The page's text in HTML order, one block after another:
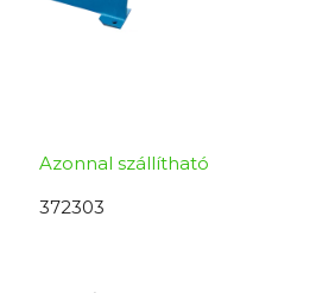
Azonnal szállítható
372303